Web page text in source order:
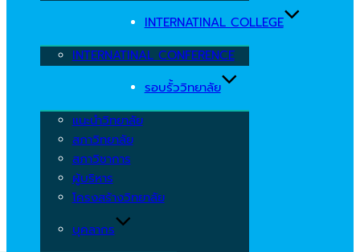
INTERNATINAL COLLEGE
INTERNATINAL CONFERENCE
รอบรั้ววิทยาลัย
แนะนำวิทยาลัย
สภาวิทยาลัย
สภาวิชาการ
ผู้บริหาร
โครงสร้างวิทยาลัย
บุคลากร